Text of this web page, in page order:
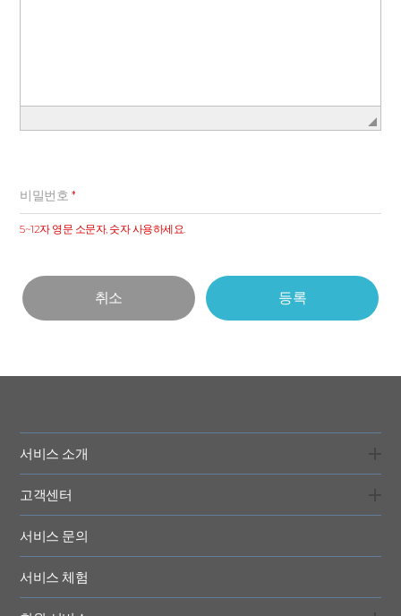
비밀번호 *
5~12자 영문 소문자, 숫자 사용하세요.
서비스 소개
고객센터
서비스 문의
서비스 체험